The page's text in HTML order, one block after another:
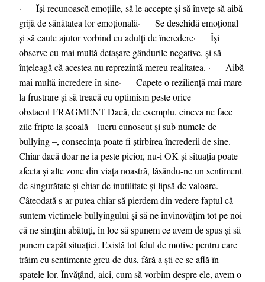
· Își recunoască emoțiile, să le accepte și să învețe să aibă
grijă de sănătatea lor emoțională· Se deschidă emoțional
și să caute ajutor vorbind cu adulți de încredere· Își
observe cu mai multă detașare gândurile negative, și să
înțeleagă că acestea nu reprezintă mereu realitatea. · Aibă
mai multă încredere în sine· Capete o reziliență mai mare
la frustrare și să treacă cu optimism peste orice
obstacol FRAGMENT Dacă, de exemplu, cineva ne face
zile fripte la școală – lucru cunoscut și sub numele de
bullying –, consecința poate fi știrbirea încrederii de sine.
Chiar dacă doar ne ia peste picior, nu-i OK și situația poate
afecta și alte zone din viața noastră, lăsându-ne un sentiment
de singurătate și chiar de inutilitate și lipsă de valoare.
Câteodată s-ar putea chiar să pierdem din vedere faptul că
suntem victimele bullyingului și să ne învinovățim tot pe noi
că ne simțim abătuți, în loc să spunem ce avem de spus și să
punem capăt situației. Există tot felul de motive pentru care
trăim cu sentimente greu de dus, fără a ști ce se află în
spatele lor. Învățând, aici, cum să vorbim despre ele, avem o